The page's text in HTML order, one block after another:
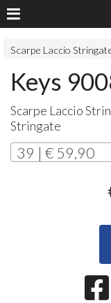
Scarpe Laccio
Keys
Scarpe Laccio
Stringate
39 | € 59,90